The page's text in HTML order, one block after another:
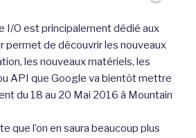
I/O est principalement dédié aux
permet de découvrir les nouveaux
les nouveaux matériels, les
API que Google va bientôt mettre
du 18 au 20 Mai 2016 à Mountain
que l’on en saura beaucoup plus